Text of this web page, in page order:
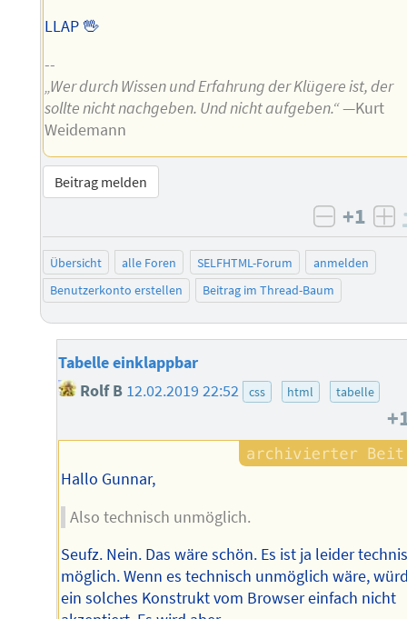
LLAP 🖖
--
„Wer durch Wissen und Erfahrung der Klügere ist, der
sollte nicht nachgeben. Und nicht aufgeben.“—Kurt
Weidemann
Beitrag melden
negativ
+1
Übersicht alle Foren SELFHTML-Forum
anmelden
Benutzerkonto erstellen
Beitrag im Thread-Baum
Tabelle einklappbar
Rolf B 12.02.2019 22:52 css html tabelle
Hallo Gunnar,
Also technisch unmöglich.
Seufz. Nein. Das wäre schön. Es ist ja leider
möglich. Wenn es technisch unmöglich wäre,
ein solches Konstrukt vom Browser einfach nicht